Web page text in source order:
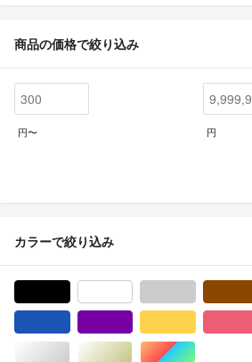
商品の価格で絞り込み
円〜 円
カラーで絞り込み
シルバー/銀色系ゴールド/金色系マルチカラ